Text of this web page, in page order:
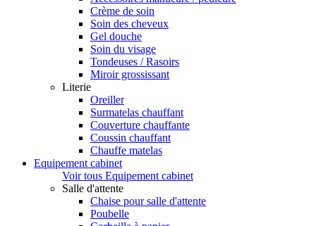
Crème de soin
Soin des cheveux
Gel douche
Soin du visage
Tondeuses / Rasoirs
Miroir grossissant
Literie
Oreiller
Surmatelas chauffant
Couverture chauffante
Coussin chauffant
Chauffe matelas
Equipement cabinet
Voir tous Equipement cabinet
Salle d'attente
Chaise pour salle d'attente
Poubelle